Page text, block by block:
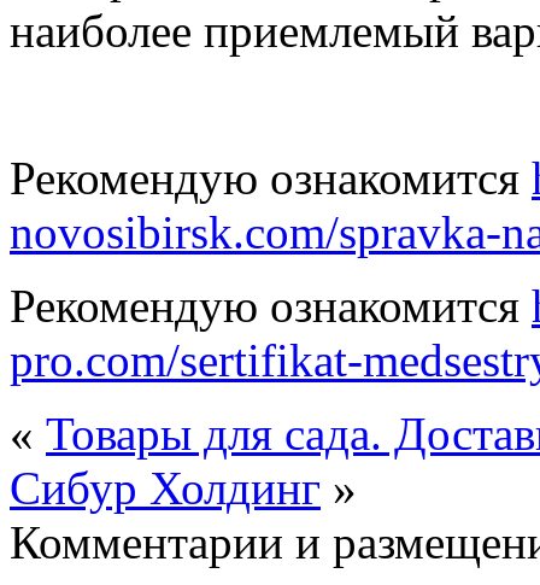
наиболее приемлемый
Рекомендую ознакомится
novosibirsk.com/spravka-
Рекомендую ознакомится
pro.com/sertifikat-
« Товары для сада.
Сибур Холдинг »
Комментарии и